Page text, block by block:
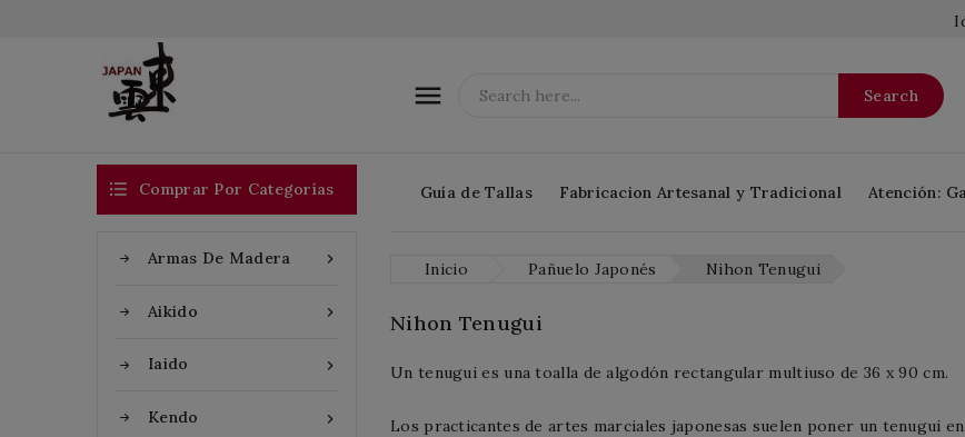
 Search
Guía de Tallas Fabricacion Artesanal y Tradicional Atención:
 Comprar Por Categorías

Armas De Madera

Aikido

Iaido

Kendo
Inicio Pañuelo Japonés Nihon Tenugui
Nihon Tenugui
Un tenugui es una toalla de algodón rectangular multiuso de 36 x 90 cm.
Los practicantes de artes marciales japonesas suelen poner un tenugui